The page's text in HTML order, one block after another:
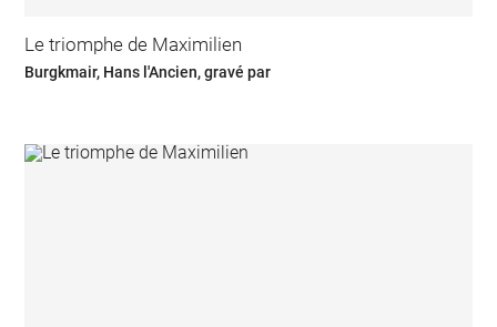
Le triomphe de Maximilien
Burgkmair, Hans l'Ancien, gravé par